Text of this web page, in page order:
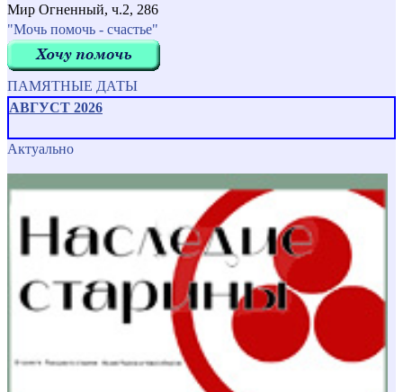
Мир Огненный, ч.2, 286
"Мочь помочь - счастье"
ПАМЯТНЫЕ ДАТЫ
АВГУСТ 2026
Актуально